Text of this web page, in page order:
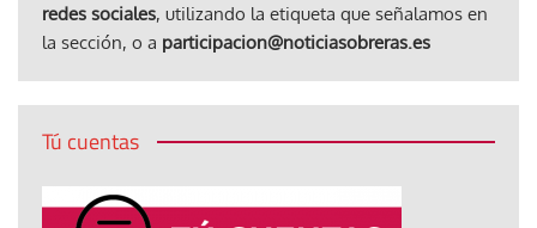
redes sociales, utilizando la etiqueta que señalamos en
la sección, o a participacion@noticiasobreras.es
Tú cuentas